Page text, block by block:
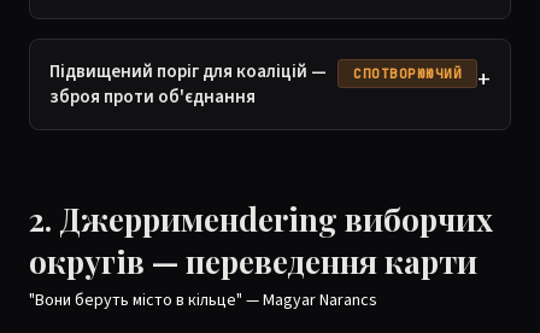
Підвищений поріг для коаліцій —
зброя проти об'єднання
СПОТВОРЮЮЧИЙ +
2. Джеррименdering виборчих
округів — переведення карти
"Вони беруть місто в кільце" — Magyar Narancs